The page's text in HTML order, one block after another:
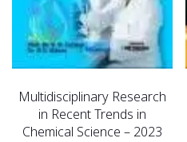
Multidisciplinary Research
in Recent Trends in
Chemical Science – 2023